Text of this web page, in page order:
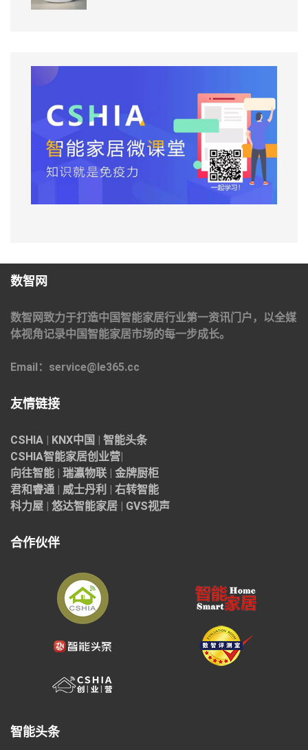
数智网
数智网致力于打造中国智能家居行业第一资讯门户，以全媒
体视角记录中国智能家居市场的每一步成长。
Email：service@le365.cc
友情链接
CSHIA KNX中国
智能头条
CSHIA智能家居创业营
向往智能
瑞瀛物联
金牌厨柜
君和睿通
威士丹利
右转智能
科力屋
悠达智能家居 GVS视声
合作伙伴
智能头条